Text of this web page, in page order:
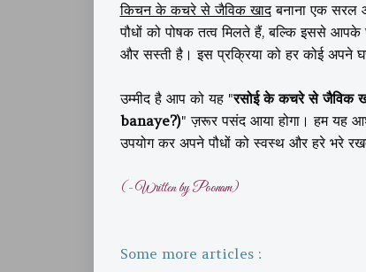
किचन के कचरे से जैविक खादबनाना एक सरल
पौधों को पोषक तत्व मिलते हैं, बल्कि इससे
और सस्ती है। इस प्रक्रिया को हर कोई अपने
उम्मीद है आप को यह "रसोई के कचरे से जैविक
banaye?)" ज़रूर पसंद आया होगा। हम यह
उपयोग कर अपने पौधों को स्वस्थ और हरे भरे
(- Written by Poonam)
Some more articles :